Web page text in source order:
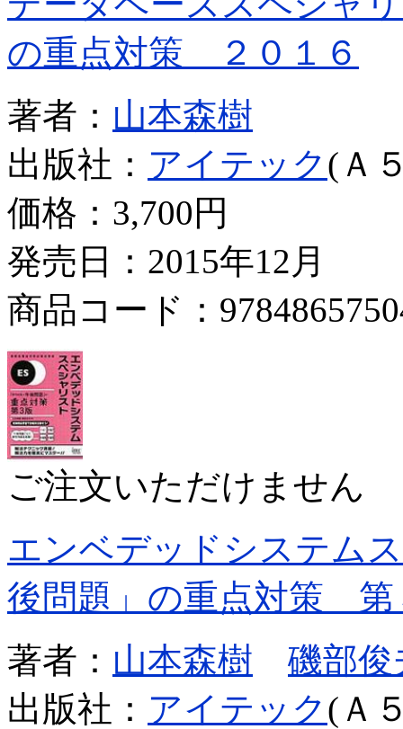
の重点対策 ２０１６
著者： 山本森樹
出版社： アイテック(Ａ
価格： 3,700円
発売日：2015年12月
商品コード：
ご注文いただけません
エンベデッドシステム
後問題」の重点対策 第
著者： 山本森樹
磯部俊
出版社： アイテック(Ａ